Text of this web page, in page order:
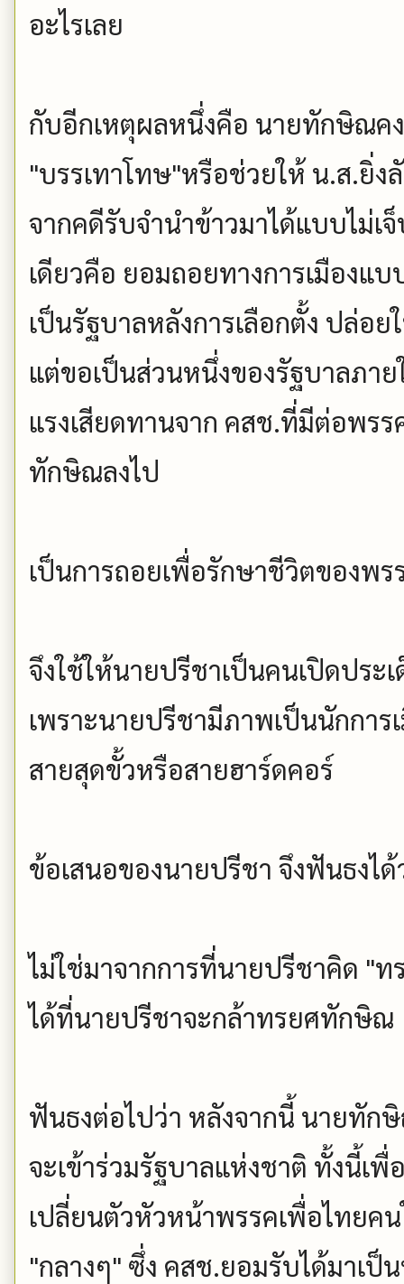
อะไรเลย
กับอีกเหตุผลหนึ่งคือ นายทักษิณค
"บรรเทาโทษ"หรือช่วยให้ น.ส.ยิ่
จากคดีรับจำนำข้าวมาได้แบบไม่
เดียวคือ ยอมถอยทางการเมืองแ
เป็นรัฐบาลหลังการเลือกตั้ง ปล่อ
แต่ขอเป็นส่วนหนึ่งของรัฐบาลภา
แรงเสียดทานจาก คสช.ที่มีต่อพร
ทักษิณลงไป
เป็นการถอยเพื่อรักษาชีวิตของพร
จึงใช้ให้นายปรีชาเป็นคนเปิดปร
เพราะนายปรีชามีภาพเป็นนักกา
สายสุดขั้วหรือสายฮาร์ดคอร์
ข้อเสนอของนายปรีชา จึงฟันธงไ
ไม่ใช่มาจากการที่นายปรีชาคิด "ท
ได้ที่นายปรีชาจะกล้าทรยศทักษิณ
ฟันธงต่อไปว่า หลังจากนี้ นายทัก
จะเข้าร่วมรัฐบาลแห่งชาติ ทั้งนี้เ
เปลี่ยนตัวหัวหน้าพรรคเพื่อไทยค
"กลางๆ" ซึ่ง คสช.ยอมรับได้มาเ